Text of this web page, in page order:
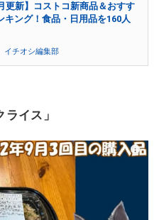
更新】コストコ新商品＆おすす
キング！食品・日用品を160人
イチオシ編集部
イス」